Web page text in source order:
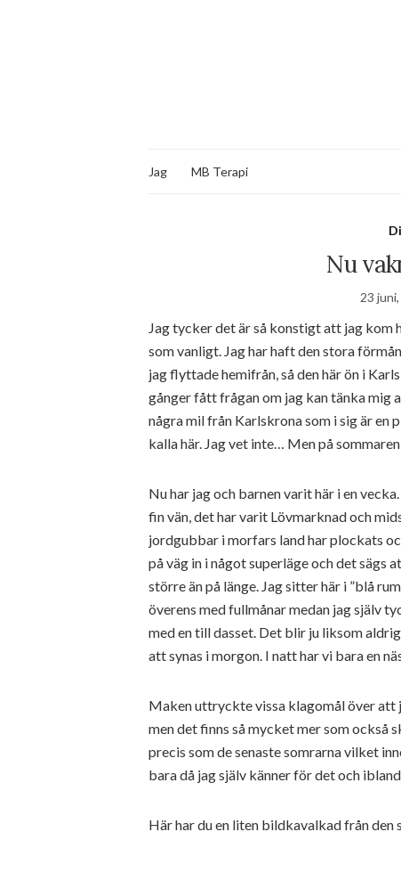
Jag MB Terapi
Nu
23
Jag tycker det är så konstigt att jag kom
som vanligt. Jag har haft den stora
jag flyttade hemifrån, så den här ön i
gånger fått frågan om jag kan tänka
några mil från Karlskrona som i sig är en
kalla här. Jag vet inte… Men på
Nu har jag och barnen varit här i en
fin vän, det har varit Lövmarknad och
jordgubbar i morfars land har plockats
på väg in i något superläge och det sägs
större än på länge. Jag sitter här i ”blå
överens med fullmånar medan jag själv
med en till dasset. Det blir ju liksom
att synas i morgon. I natt har vi bara en
Maken uttryckte vissa klagomål över att
men det finns så mycket mer som också
precis som de senaste somrarna vilket
bara då jag själv känner för det och
Här har du en liten bildkavalkad från den